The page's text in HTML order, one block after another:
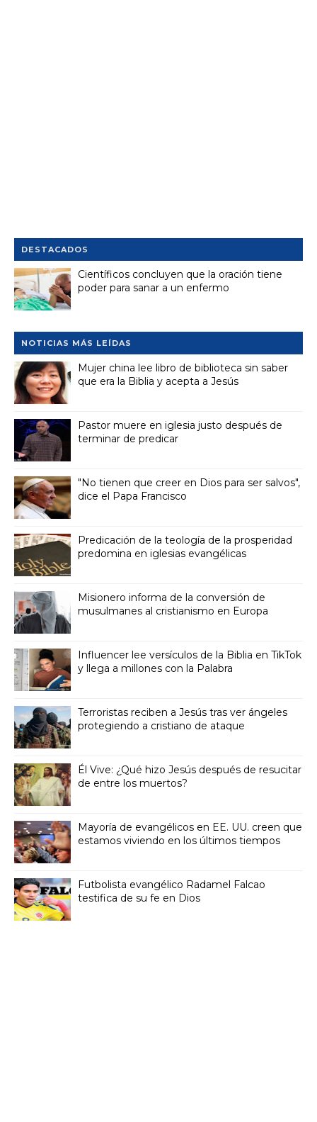
DESTACADOS
Científicos concluyen que la oración tiene
poder para sanar a un enfermo
NOTICIAS MÁS LEÍDAS
Mujer china lee libro de biblioteca sin saber
que era la Biblia y acepta a Jesús
Pastor muere en iglesia justo después de
terminar de predicar
"No tienen que creer en Dios para ser salvos",
dice el Papa Francisco
Predicación de la teología de la prosperidad
predomina en iglesias evangélicas
Misionero informa de la conversión de
musulmanes al cristianismo en Europa
Influencer lee versículos de la Biblia en TikTok
y llega a millones con la Palabra
Terroristas reciben a Jesús tras ver ángeles
protegiendo a cristiano de ataque
Él Vive: ¿Qué hizo Jesús después de resucitar
de entre los muertos?
Mayoría de evangélicos en EE. UU. creen que
estamos viviendo en los últimos tiempos
Futbolista evangélico Radamel Falcao
testifica de su fe en Dios